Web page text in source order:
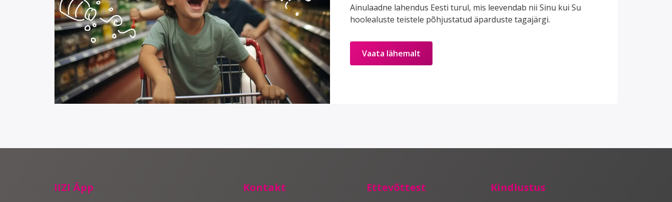
Ainulaadne lahendus Eesti turul, mis leevendab nii Sinu kui Su
hoolealuste teistele põhjustatud äparduste tagajärgi.
Vaata lähemalt
IIZI Äpp Kontakt Ettevõttest Kindlustus